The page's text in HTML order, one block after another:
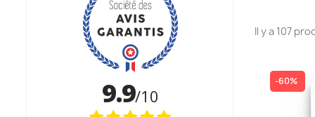
Il y a 107
-60%